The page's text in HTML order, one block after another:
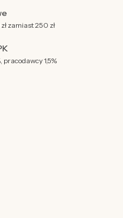
zamiast 250 zł
pracodawcy 1,5%